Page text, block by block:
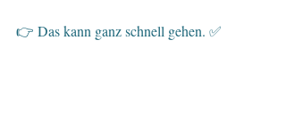
👉 Das kann ganz schnell gehen. ✅